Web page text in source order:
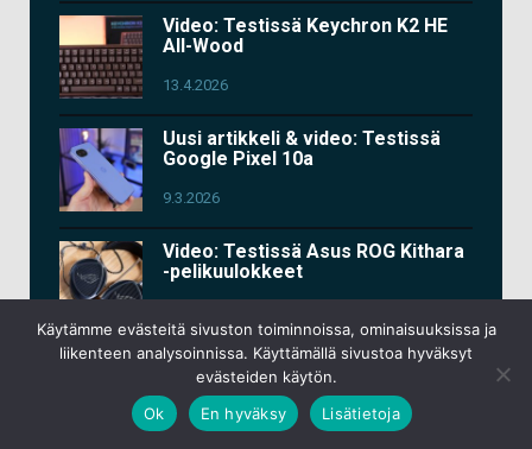
Video: Testissä Keychron K2 HE
All-Wood
13.4.2026
Uusi artikkeli & video: Testissä
Google Pixel 10a
9.3.2026
Video: Testissä Asus ROG Kithara
-pelikuulokkeet
Lisää videoita
Käytämme evästeitä sivuston toiminnoissa, ominaisuuksissa ja
liikenteen analysoinnissa. Käyttämällä sivustoa hyväksyt
evästeiden käytön.
Ok
En hyväksy Lisätietoja